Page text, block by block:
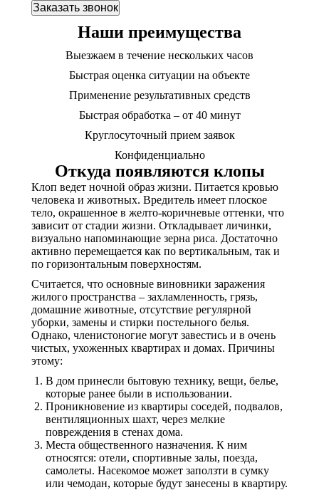
Наши преимущества
Выезжаем в течение нескольких часов
Быстрая оценка ситуации на объекте
Применение результативных средств
Быстрая обработка – от 40 минут
Круглосуточный прием заявок
Конфиденциально
Откуда появляются клопы
Клоп ведет ночной образ жизни. Питается кровью
человека и животных. Вредитель имеет плоское
тело, окрашенное в желто-коричневые оттенки, что
зависит от стадии жизни. Откладывает личинки,
визуально напоминающие зерна риса. Достаточно
активно перемещается как по вертикальным, так и
по горизонтальным поверхностям.
Считается, что основные виновники заражения
жилого пространства – захламленность, грязь,
домашние животные, отсутствие регулярной
уборки, замены и стирки постельного белья.
Однако, членистоногие могут завестись и в очень
чистых, ухоженных квартирах и домах. Причины
этому:
В дом принесли бытовую технику, вещи, белье,
которые ранее были в использовании.
Проникновение из квартиры соседей, подвалов,
вентиляционных шахт, через мелкие
повреждения в стенах дома.
Места общественного назначения. К ним
относятся: отели, спортивные залы, поезда,
самолеты. Насекомое может заползти в сумку
или чемодан, которые будут занесены в квартиру.